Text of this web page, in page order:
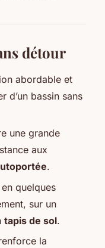
détour
abordable et
d’un bassin sans
une grande
aux
.
quelques
sur un
tapis de sol.
la